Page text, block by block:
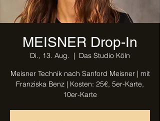
MEISNER Drop-In
Di., 13. Aug.
  |
Das Studio Köln
Meisner Technik nach Sanford Meisner | mit
Franziska Benz | Kosten: 25€, 5er-Karte,